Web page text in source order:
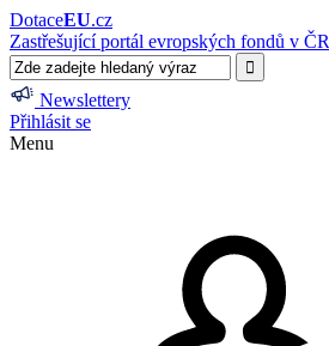
DotaceEU.cz
Zastřešující portál evropských fondů v ČR
Newslettery
Přihlásit se
Menu